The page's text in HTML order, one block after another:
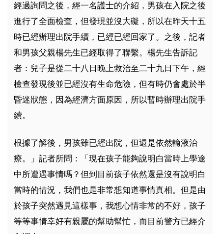
經過詢問之後，經一名護士的介紹，男孩在入院之後
進行了全面檢查，但發現並沒大礙，所以在昨天十五
時已經辦理出院手續，已經已經回家了。之後，記者
和男孩父親楊先生已經取得了聯繫。楊先生告訴記
者：兒子是從二十八日晚上救治至二十九日下午，經
檢查發現後並已經沒有生命危險，但有時仍會處於半
昏迷狀態，因為經濟方面原因，所以暫時辦理出院手
續。
根據了解後，男孩雖已經出院，但還是依然輸液治
療。」記者所問：「現在孩子能夠說明白當時上學途
中所遭遇事情嗎？但到目前孩子依然還是沒有說明白
當時的情況，我們也是非常想知道事情真相。但是由
於孩子突然遇見這樣事，我想心情非常的不好，孩子
等等事情幸好有親屬的幫助幫忙，而目前警方已經介